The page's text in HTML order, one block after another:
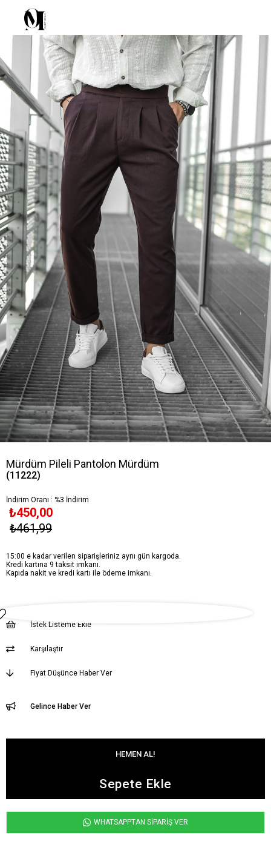
Mürdüm Pileli Pantolon Mürdüm
(11222)
İndirim Oranı : %3 İndirim
₺461,99
₺450,00
15:00 e kadar verilen siparişleriniz aynı gün kargoda.
Kredi kartına 9 taksit imkanı.
Kapıda nakit ve kredi kartı ile ödeme imkanı.
İstek Listeme Ekle
Karşılaştır
Fiyat Düşünce Haber Ver
Gelince Haber Ver
WHATSAPPTAN SİPARİŞ VER